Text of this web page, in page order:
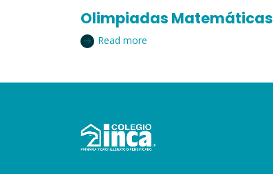
Olimpiadas Matemáticas
Read more